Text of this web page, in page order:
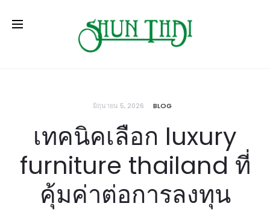
มิถุนายน 5, 2026 BLOG
เทคนิคเลือก luxury
furniture thailand ที่
คุ้มค่าต่อการลงทุน